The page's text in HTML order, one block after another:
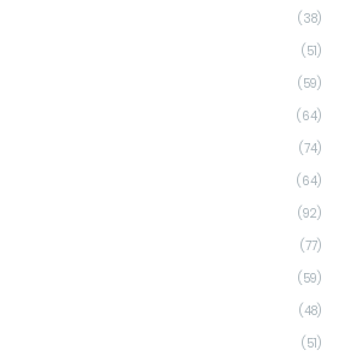
(38)
(51)
(59)
(64)
(74)
(64)
(92)
(77)
(59)
(48)
(51)